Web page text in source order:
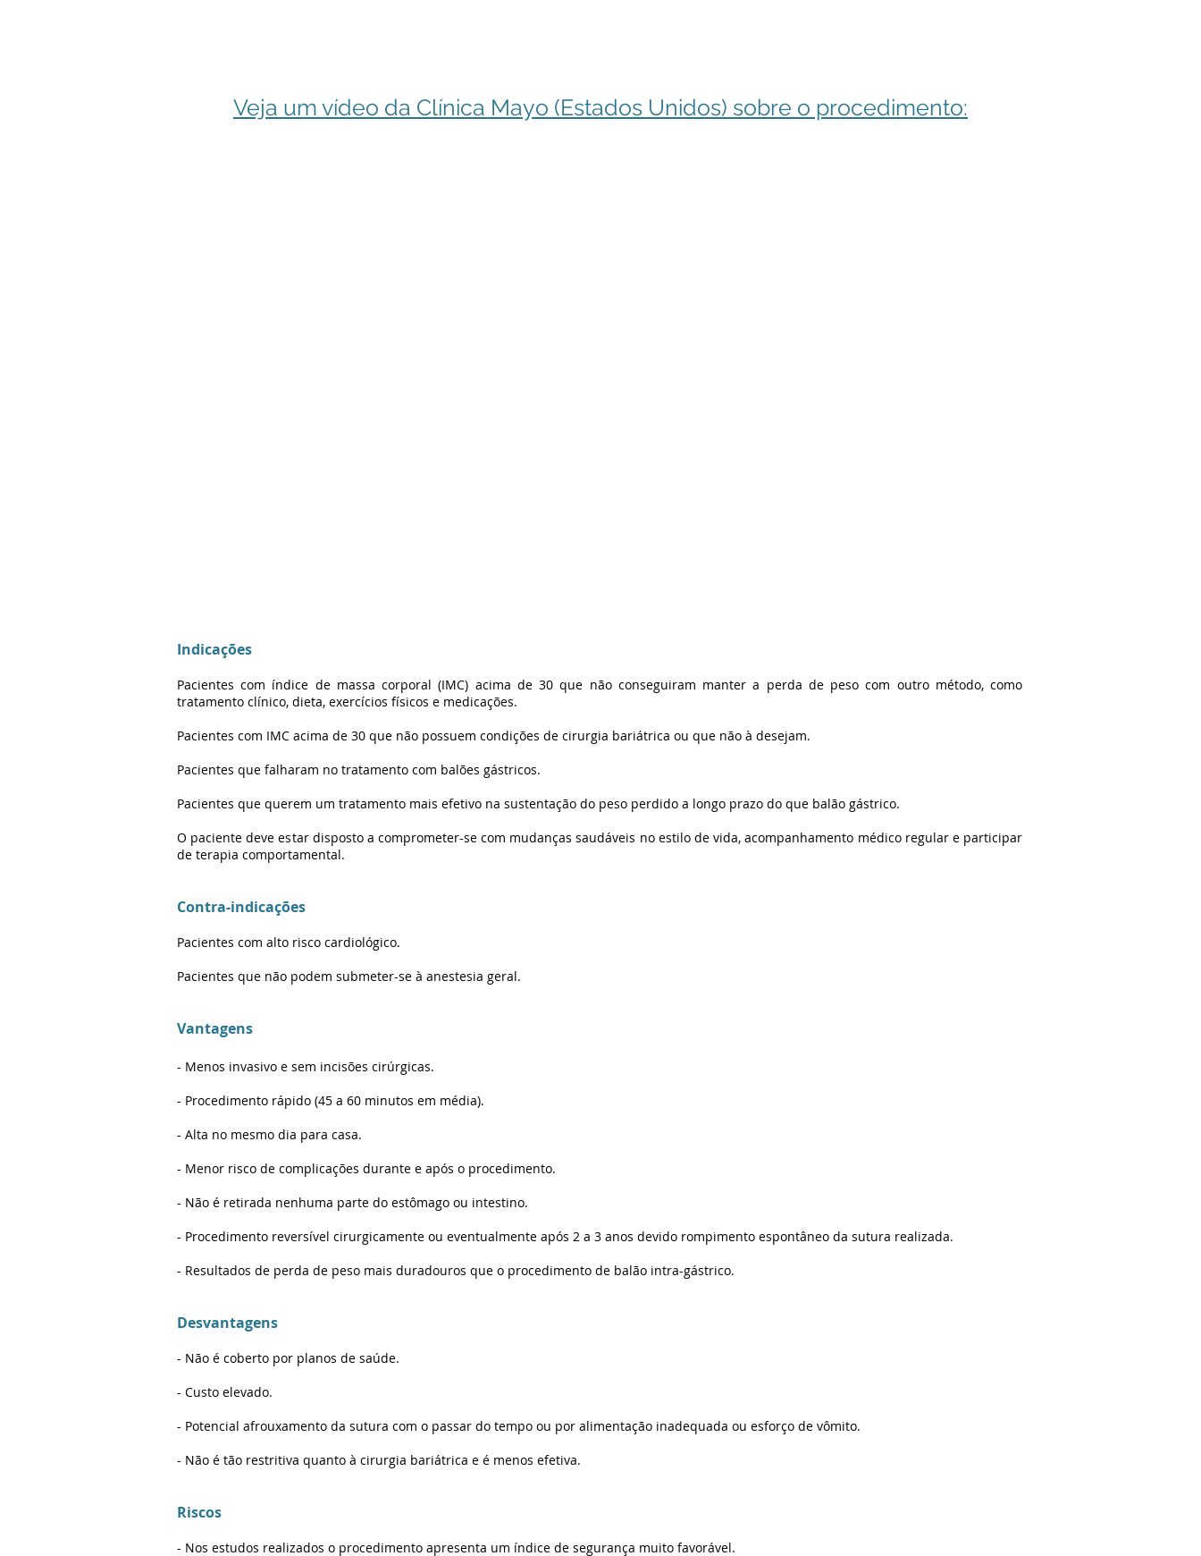
Veja um vídeo da Clínica Mayo (Estados Unidos) sobre o procedimento:
Indicações
Pacientes com índice de massa corporal (IMC) acima de 30 que não conseguiram manter a perda de peso com outro método, como
tratamento clínico, dieta, exercícios físicos e medicações.
Pacientes com IMC acima de 30 que não possuem condições de cirurgia bariátrica ou que não à desejam.
Pacientes que falharam no tratamento com balões gástricos.
Pacientes que querem um tratamento mais efetivo na sustentação do peso perdido a longo prazo do que balão gástrico.
O paciente deve estar disposto a comprometer-se com mudanças saudáveis ​​no estilo de vida, acompanhamento médico regular e participar
de terapia comportamental.
Contra-indicações
Pacientes com alto risco cardiológico.
Pacientes que não podem submeter-se à anestesia geral.
Vantagens
- Menos invasivo e sem incisões cirúrgicas.
- Procedimento rápido (45 a 60 minutos em média).
- Alta no mesmo dia para casa.
- Menor risco de complicações durante e após o procedimento.
- Não é retirada nenhuma parte do estômago ou intestino.
- Procedimento reversível cirurgicamente ou eventualmente após 2 a 3 anos devido rompimento espontâneo da sutura realizada.
- Resultados de perda de peso mais duradouros que o procedimento de balão intra-gástrico.
Desvantagens
- Não é coberto por planos de saúde.
- Custo elevado.
- Potencial afrouxamento da sutura com o passar do tempo ou por alimentação inadequada ou esforço de vômito.
- Não é tão restritiva quanto à cirurgia bariátrica e é menos efetiva.
Riscos
- Nos estudos realizados o procedimento apresenta um índice de segurança muito favorável.